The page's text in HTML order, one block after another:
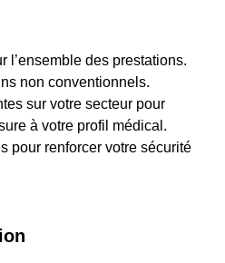
l’ensemble des prestations.
non conventionnels.
sur votre secteur pour
à votre profil médical.
pour renforcer votre sécurité